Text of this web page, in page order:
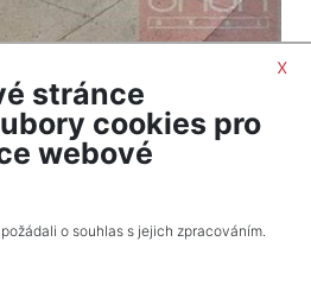
/ 25 m
+ utilities 225
total10.
x
stránce
cookies pro
webové
o souhlas s jejich zpracováním.